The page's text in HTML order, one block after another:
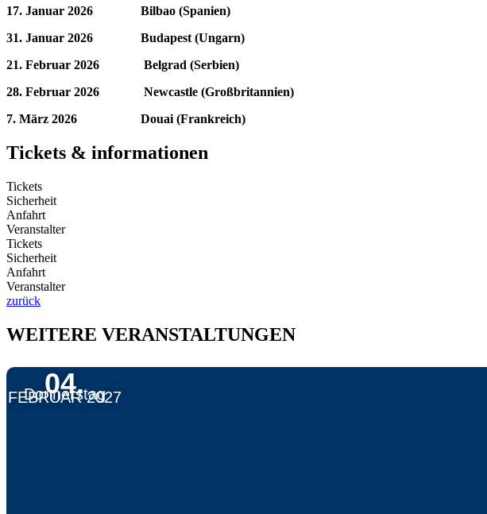
17. Januar 2026 Bilbao (Spanien)
31. Januar 2026 Budapest (Ungarn)
21. Februar 2026 Belgrad (Serbien)
28. Februar 2026 Newcastle (Großbritannien)
7. März 2026 Douai (Frankreich)
Tickets & informationen
Tickets
Sicherheit
Anfahrt
Veranstalter
Tickets
Sicherheit
Anfahrt
Veranstalter
zurück
WEITERE VERANSTALTUNGEN
04.
FEBRUAR 2027
Donnerstag